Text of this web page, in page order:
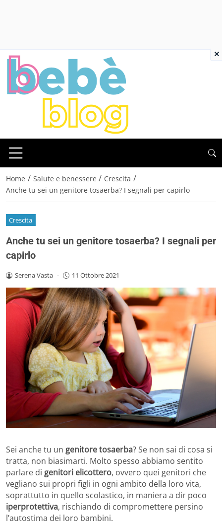
Home / Salute e benessere / Crescita /
Anche tu sei un genitore tosaerba? I segnali per capirlo
Crescita
Anche tu sei un genitore tosaerba? I segnali per
capirlo
Serena Vasta - 11 Ottobre 2021
Sei anche tu un genitore tosaerba? Se non sai di cosa si
tratta, non biasimarti. Molto spesso abbiamo sentito
parlare di genitori elicottero, ovvero quei genitori che
vegliano sui propri figli in ogni ambito della loro vita,
soprattutto in quello scolastico, in maniera a dir poco
iperprotettiva, rischiando di compromettere persino
l’autostima dei loro bambini.
×